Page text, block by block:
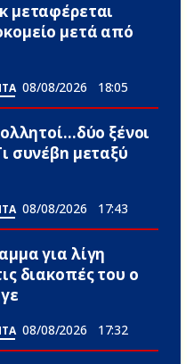
μεταφέρεται
μετά από
08/08/2026 18:05
ξένοι
συνέβn μεταξύ
08/08/2026 17:43
για λίγη
διακοπές του ο
08/08/2026 17:32